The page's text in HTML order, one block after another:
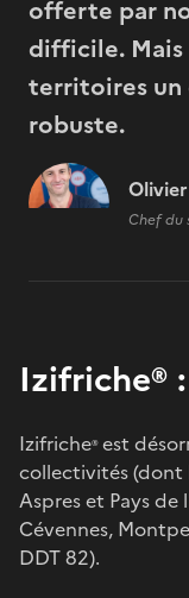
offerte par
difficile.
territoires un
robuste.
Chef du
Izifriche®
Izifriche®est
collectivités (dont
Aspres et Pays de
Cévennes,
DDT 82).